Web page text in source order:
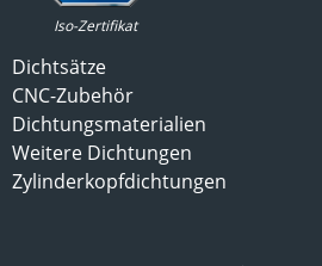
Iso-Zertifikat
Dichtsätze
CNC-Zubehör
Dichtungsmaterialien
Weitere Dichtungen
Zylinderkopfdichtungen